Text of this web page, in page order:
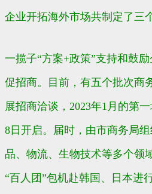
企业开拓海外市场共制定了三
一揽子“方案+政策”支持和鼓励
促招商。目前，有五个批次商
展招商洽谈，2023年1月的第
8日开启。届时，由市商务局
品、物流、生物技术等多个领
“百人团”包机赴韩国、日本进